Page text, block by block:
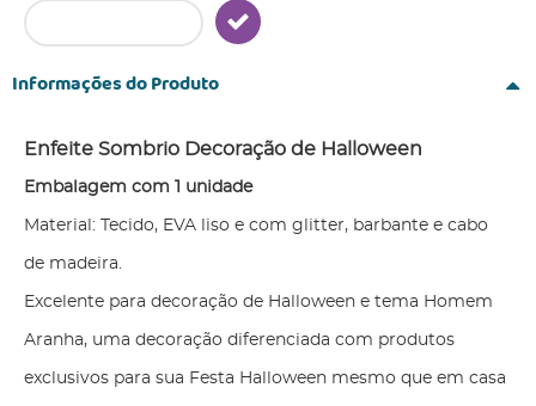
Informações do Produto
Enfeite Sombrio Decoração de Halloween
Embalagem com 1 unidade
Material: Tecido, EVA liso e com glitter, barbante e cabo
de madeira.
Excelente para decoração de Halloween e tema Homem
Aranha, uma decoração diferenciada com produtos
exclusivos para sua Festa Halloween mesmo que em casa